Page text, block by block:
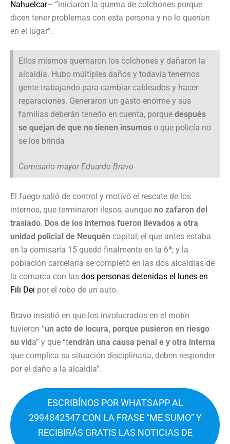
Nahuelcar– “iniciaron la quema de colchones porque
dicen tener problemas con esta persona y no lo querían
en el lugar”.
Ellos mismos quemaron los colchones y dañaron la
alcaidía. Hubo múltiples daños y todavía tenemos
gente trabajando para cambiar cableados y hacer
reparaciones. Generaron un gasto enorme y sus
familias deberán tenerlo en cuenta, porque después
se quejan de que no tienen insumos o que policía no
se los brinda
Comisario mayor Eduardo Bravo
El fuego salió de control y motivó el rescate de los
internos, que terminaron ilesos, aunque no zafaron del
traslado. Dos de los internos fueron llevados a otra
unidad policial de Neuquén capital; el que antes estaba
en la comisaría 15 quedó finalmente en la 6ª; y la
población carcelaria se completó en las dos alcaidías de
la comarca con las dos personas detenidas el lunes en
Fili Dei por el robo de un auto.
Bravo insistió en que los involucrados en el motín
tuvieron “un acto de locura, porque pusieron en riesgo
su vid a” y que “tendrán una causa penal e y otra interna
que complica su situación disciplinaria, deben responder
por el daño a la alcaidía”.
ESCRIBÍNOS POR WHATSAPP AL
2994842547 CON LA FRASE “ME SUMO” Y
RECIBIRÁS GRATIS LAS NOTICIAS DE